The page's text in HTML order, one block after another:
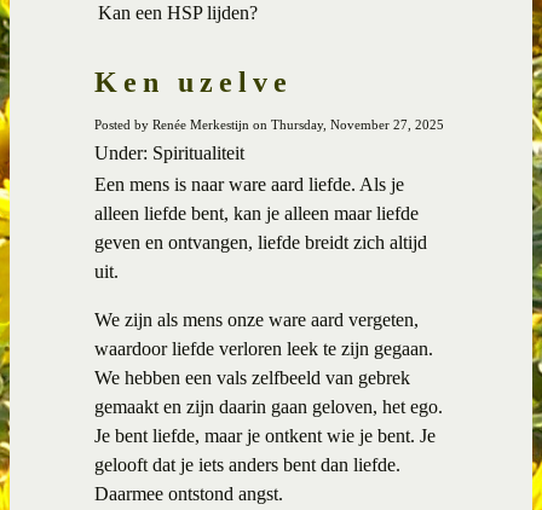
Kan een HSP lijden?
Ken uzelve
Posted by Renée Merkestijn on Thursday, November 27, 2025
Under: Spiritualiteit
Een mens is naar ware aard liefde. Als je
alleen liefde bent, kan je alleen maar liefde
geven en ontvangen, liefde breidt zich altijd
uit.
We zijn als mens onze ware aard vergeten,
waardoor liefde verloren leek te zijn gegaan.
We hebben een vals zelfbeeld van gebrek
gemaakt en zijn daarin gaan geloven, het ego.
Je bent liefde, maar je ontkent wie je bent. Je
gelooft dat je iets anders bent dan liefde.
Daarmee ontstond angst.